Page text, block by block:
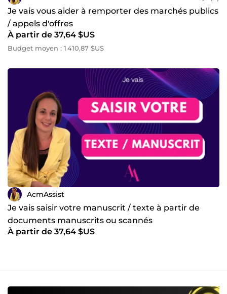
Je vais vous aider à remporter des marchés publics
/ appels d'offres
À partir de 37,64 $US
Budget moyen : 1 410,87 $US
AcmAssist
Je vais saisir votre manuscrit / texte à partir de
documents manuscrits ou scannés
À partir de 37,64 $US